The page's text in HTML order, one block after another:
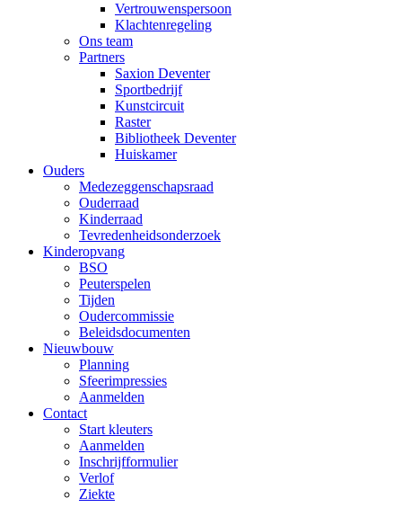
Vertrouwenspersoon
Klachtenregeling
Ons team
Partners
Saxion Deventer
Sportbedrijf
Kunstcircuit
Raster
Bibliotheek Deventer
Huiskamer
Ouders
Medezeggenschapsraad
Ouderraad
Kinderraad
Tevredenheidsonderzoek
Kinderopvang
BSO
Peuterspelen
Tijden
Oudercommissie
Beleidsdocumenten
Nieuwbouw
Planning
Sfeerimpressies
Aanmelden
Contact
Start kleuters
Aanmelden
Inschrijfformulier
Verlof
Ziekte